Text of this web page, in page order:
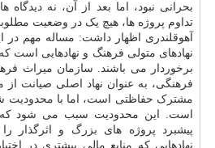
بحرانی نبود، اما بعد از آن، نه
تداوم پروژه ها، هیچ یک در وضعیت
آهوقلندری اظهار داشت: مساله مهم در
نهادهای متولی فرهنگ و نهادهایی است
برخوردار می باشند. سازمان میراث
فرهنگی، به عنوان نهاد اصلی صیانت از
مشترک حفاظتی است، اما با محدودیت
است. این محدودیت سبب می شود که
پیشبرد پروژه های بزرگ و اثرگذار
نهادهایی که منابع مالی بیشتری در